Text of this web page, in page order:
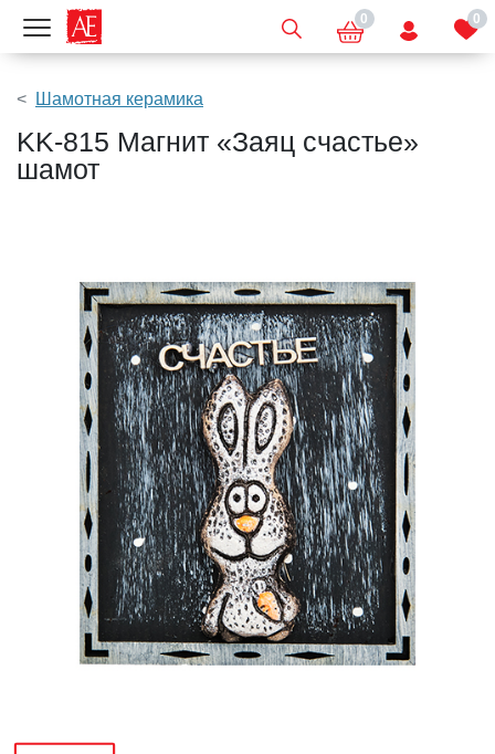
Показать меню 0 0
Шамотная керамика
KK-815 Магнит «Заяц счастье»
шамот